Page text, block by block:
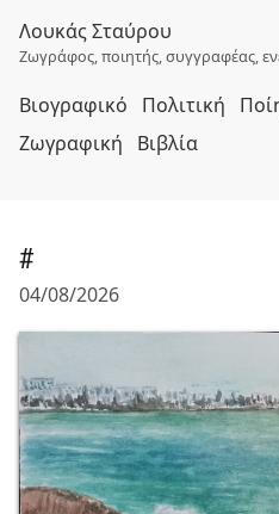
Λουκάς Σταύρου
Ζωγράφος, ποιητής, συγγραφέας,
Βιογραφικό Πολιτική
Ζωγραφική
Βιβλία
#
04/08/2026